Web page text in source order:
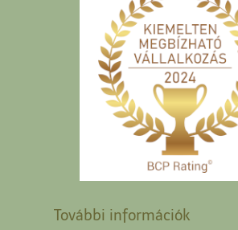
További információk